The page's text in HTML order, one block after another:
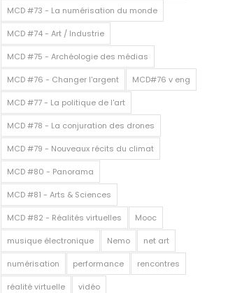
MCD #73 - La numérisation du monde
MCD #74 - Art / Industrie
MCD #75 - Archéologie des médias
MCD #76 - Changer l'argent MCD#76 v eng
MCD #77 - La politique de l'art
MCD #78 - La conjuration des drones
MCD #79 - Nouveaux récits du climat
MCD #80 - Panorama
MCD #81 - Arts & Sciences
MCD #82 - Réalités virtuelles Mooc
musique électronique Nemo net art
numérisation performance rencontres
réalité virtuelle vidéo